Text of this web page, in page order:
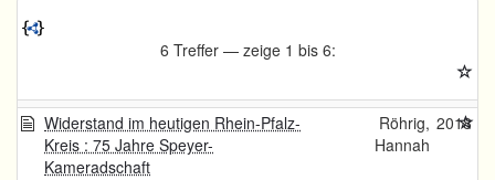
6 Treffer — zeige 1 bis 6:
Widerstand im heutigen Rhein-Pfalz-
Kreis : 75 Jahre Speyer-
Kameradschaft
Röhrig,
Hannah
2018